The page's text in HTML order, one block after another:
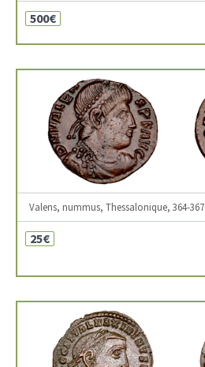
500€
Valens, nummus, Thessalonique, 364-367
25€